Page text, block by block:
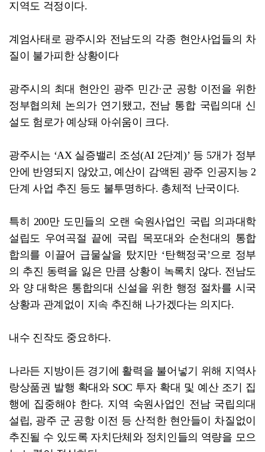
지역도 걱정이다.
계엄사태로 광주시와 전남도의 각종 현안사업들의 차
질이 불가피한 상황이다
광주시의 최대 현안인 광주 민간·군 공항 이전을 위한
정부협의체 논의가 연기됐고, 전남 통합 국립의대 신
설도 험로가 예상돼 아쉬움이 크다.
광주시는 ‘AX 실증밸리 조성(AI 2단계)’ 등 5개가 정부
안에 반영되지 않았고, 예산이 감액된 광주 인공지능 2
단계 사업 추진 등도 불투명하다. 총체적 난국이다.
특히 200만 도민들의 오랜 숙원사업인 국립 의과대학
설립도 우여곡절 끝에 국립 목포대와 순천대의 통합
합의를 이끌어 급물살을 탔지만 ‘탄핵정국’으로 정부
의 추진 동력을 잃은 만큼 상황이 녹록치 않다. 전남도
와 양 대학은 통합의대 신설을 위한 행정 절차를 시국
상황과 관계없이 지속 추진해 나가겠다는 의지다.
내수 진작도 중요하다.
나라든 지방이든 경기에 활력을 불어넣기 위해 지역사
랑상품권 발행 확대와 SOC 투자 확대 및 예산 조기 집
행에 집중해야 한다. 지역 숙원사업인 전남 국립의대
설립, 광주 군 공항 이전 등 산적한 현안들이 차질없이
추진될 수 있도록 자치단체와 정치인들의 역량을 모으